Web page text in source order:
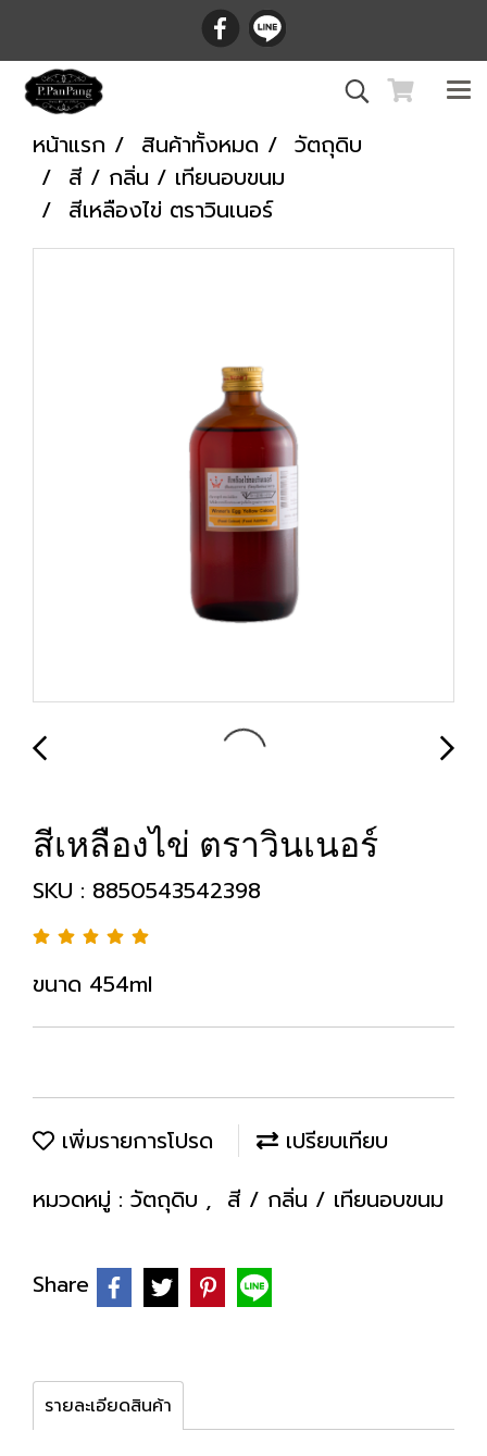
หน้าแรก สินค้าทั้งหมด
วัตถุดิบ
สี / กลิ่น / เทียนอบขนม
สีเหลืองไข่ ตราวินเนอร์
สีเหลืองไข่ ตราวินเนอร์
SKU : 8850543542398
ขนาด 454ml
เพิ่มรายการโปรด
เปรียบเทียบ
หมวดหมู่ : วัตถุดิบ , สี / กลิ่น / เทียนอบขนม
Share
รายละเอียดสินค้า